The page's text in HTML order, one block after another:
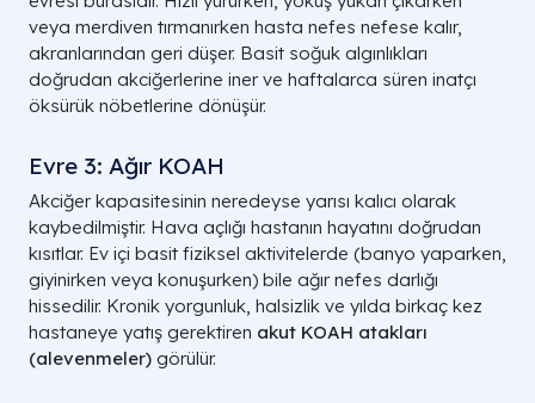
veya merdiven tırmanırken hasta nefes nefese kalır,
akranlarından geri düşer. Basit soğuk algınlıkları
doğrudan akciğerlerine iner ve haftalarca süren inatçı
öksürük nöbetlerine dönüşür.
Evre 3: Ağır KOAH
Akciğer kapasitesinin neredeyse yarısı kalıcı olarak
kaybedilmiştir. Hava açlığı hastanın hayatını doğrudan
kısıtlar. Ev içi basit fiziksel aktivitelerde (banyo yaparken,
giyinirken veya konuşurken) bile ağır nefes darlığı
hissedilir. Kronik yorgunluk, halsizlik ve yılda birkaç kez
hastaneye yatış gerektiren akut KOAH atakları
(alevenmeler) görülür.